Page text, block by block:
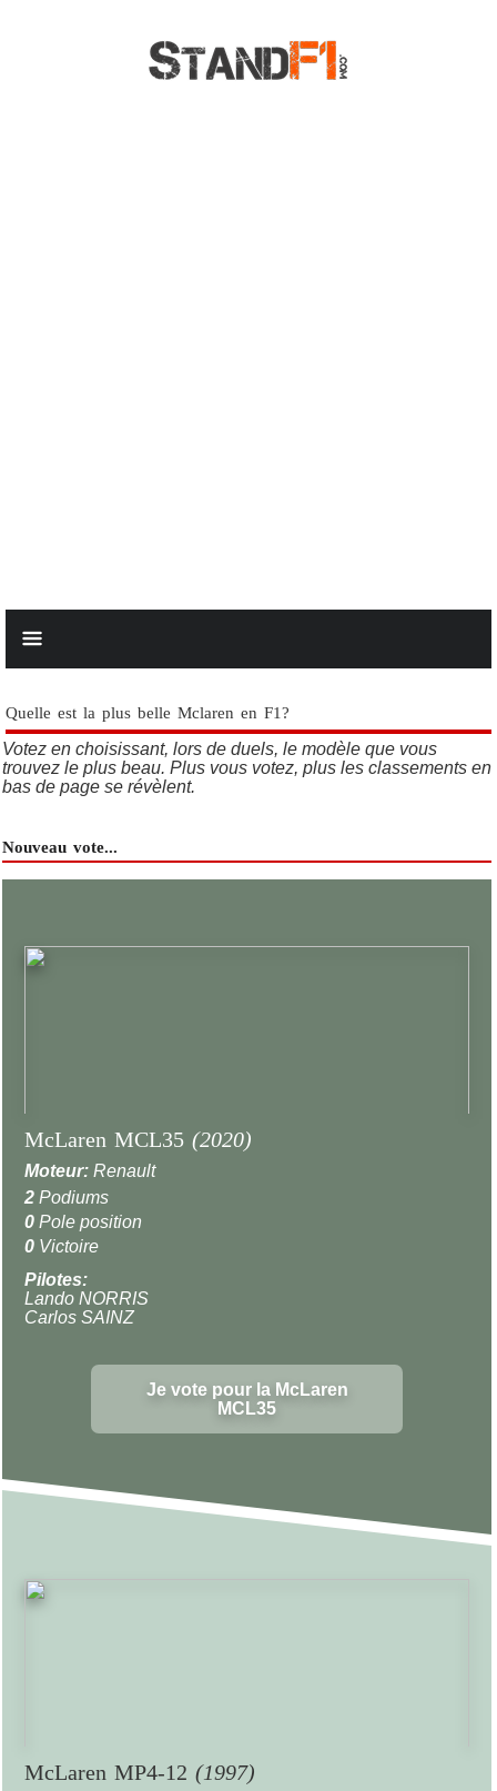
Quelle est la plus belle Mclaren en F1?
Votez en choisissant, lors de duels, le modèle que vous
trouvez le plus beau. Plus vous votez, plus les classements en
bas de page se révèlent.
Nouveau vote...
McLaren MCL35 (2020)
Moteur: Renault
2 Podiums
0 Pole position
0 Victoire
Pilotes:
Lando NORRIS
Carlos SAINZ
Je vote pour la McLaren
MCL35
McLaren MP4-12 (1997)